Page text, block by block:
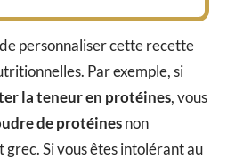
personnaliser cette recette
Par exemple, si
la teneur en protéines, vous
de protéinesnon
Si vous êtes intolérant au